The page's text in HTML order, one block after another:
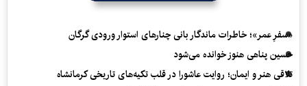
«سفرِ عمر»؛ خاطرات ماندگار بانی چنارهای استوار ورودی گرگان
حسین پناهی هنوز خوانده می‌شود
تلاقی هنر و ایمان؛ روایت عاشورا در قلب تکیه‌های تاریخی کرمانشاه